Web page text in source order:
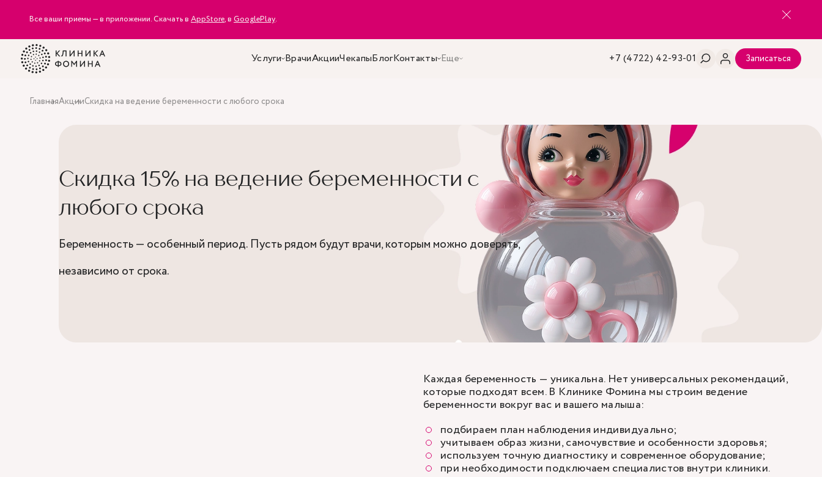
Все ваши приемы — в приложении. Скачать в AppStore, в GooglePlay.
Услуги ВрачиАкцииЧекапыБлогКонтакты Еще +7 (4722) 42-93-01 Записаться
ГлавнаяАкцииСкидка на ведение беременности с любого срока
Скидка 15% на ведение беременности с
любого срока
Беременность — особенный период. Пусть рядом будут врачи, которым можно доверять,
независимо от срока.
Каждая беременность — уникальна. Нет универсальных рекомендаций,
которые подходят всем. В Клинике Фомина мы строим ведение
беременности вокруг вас и вашего малыша:
подбираем план наблюдения индивидуально;
учитываем образ жизни, самочувствие и особенности здоровья;
используем точную диагностику и современное оборудование;
при необходимости подключаем специалистов внутри клиники.